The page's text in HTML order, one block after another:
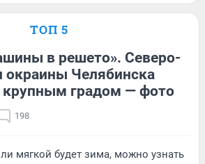
ТОП 5
в решето». Северо-
окраины Челябинска
крупным градом — фото
198
мягкой будет зима, можно узнать